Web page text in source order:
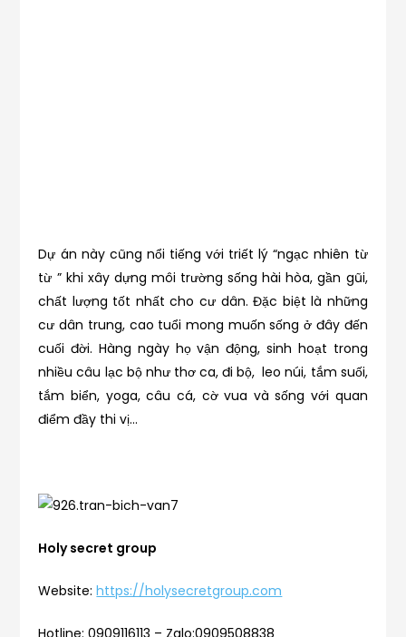
Dự án này cũng nổi tiếng với triết lý “ngạc nhiên từ
từ ” khi xây dựng môi trường sống hài hòa, gần gũi,
chất lượng tốt nhất cho cư dân. Đặc biệt là những
cư dân trung, cao tuổi mong muốn sống ở đây đến
cuối đời. Hàng ngày họ vận động, sinh hoạt trong
nhiều câu lạc bộ như thơ ca, đi bộ, leo núi, tắm suối,
tắm biển, yoga, câu cá, cờ vua và sống với quan
điểm đầy thi vị…
Holy secret group
Website:https://holysecretgroup.com
Hotline: 0909116113 – Zalo:0909508838